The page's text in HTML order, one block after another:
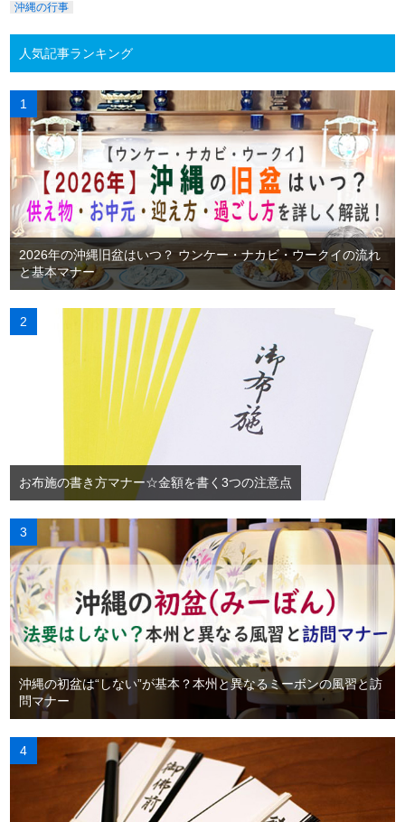
沖縄の行事
人気記事ランキング
2026年の沖縄旧盆はいつ？ ウンケー・ナカビ・ウークイの流れ
と基本マナー
お布施の書き方マナー☆金額を書く3つの注意点
沖縄の初盆は“しない”が基本？本州と異なるミーボンの風習と訪
問マナー